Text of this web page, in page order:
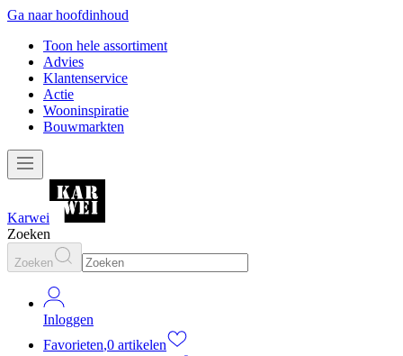
Ga naar hoofdinhoud
Toon hele assortiment
Advies
Klantenservice
Actie
Wooninspiratie
Bouwmarkten
Karwei
Zoeken
Zoeken
Inloggen
Favorieten,0 artikelen